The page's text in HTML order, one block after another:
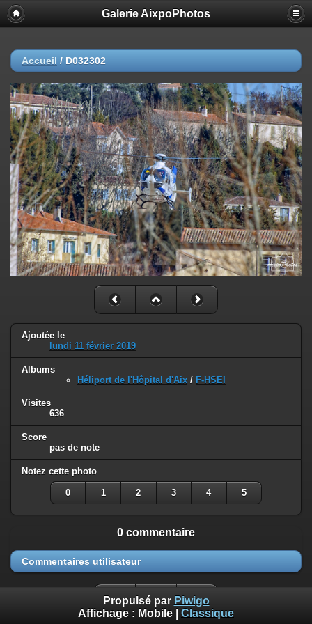
Galerie AixpoPhotos
Accueil / D032302
Ajoutée le
lundi 11 février 2019
Albums
Héliport de l'Hôpital d'Aix / F-HSEI
Visites
636
Score
pas de note
Notez cette photo
0 1 2 3 4 5
0 commentaire
Commentaires utilisateur
Propulsé par Piwigo
Affichage : Mobile Classique